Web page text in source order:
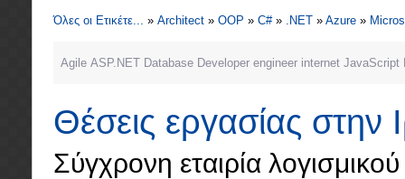
Όλες οι Ετικέτε... » Architect » OOP » C#» .NET » Azure »
Agile ASP.NET Database Developer engineer internet JavaScript
Θέσεις εργασίας στην
Σύγχρονη εταιρία